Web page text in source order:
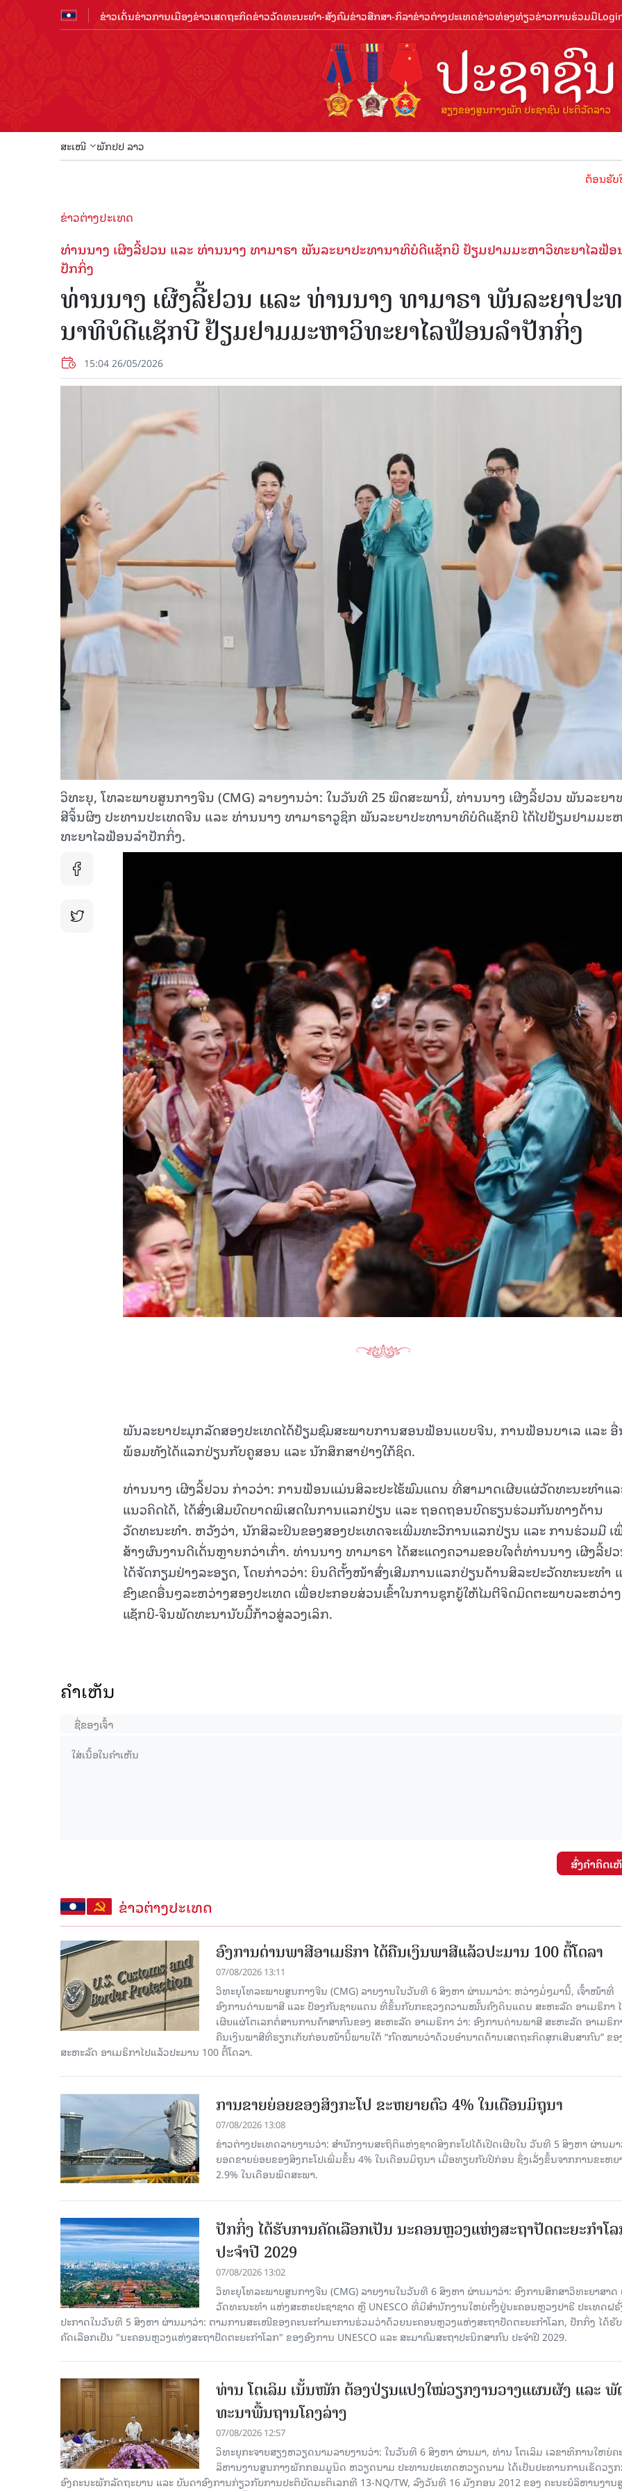
ຂ່າວເດັ່ນຂ່າວການເມືອງຂ່າວເສດຖະກິດຂ່າວວັດທະນະທຳ-ສັງຄົມຂ່າວສືກສາ-ກິລາຂ່າວຕ່າງປະເທດຂ່າວທ່ອງທ່ຽວຂ່າວການຮ່ວມມື
ສະເໜີ ພັກປປ ລາວ
ຕ້ອນຮັບປີທ່ອງທ່
ຂ່າວຕ່າງປະເທດ
ທ່ານ​ນາງ ​ເຜີງ​ລີ້ຢວນ ​ແລະ ທ່ານ​ນາງ ທາ​ມາ​ຣາ ພັນ​ລະ​ຍາ​ປະ​ທາ​ນາ​ທິ​ບໍ​ດີ​ແຊັກ​ບີ ຢ້ຽມ​ຢາມ​ມະ​ຫາ​ວິ​ທະ​ຍາ​ໄລ​ຟ້ອ
ປັກ​ກິ່ງ
ທ່ານ​ນາງ ​ເຜີງ​ລີ້ຢວນ ​ແລະ ທ່ານ​ນາງ ທາ​ມາ​ຣາ ພັນ​ລະ​ຍາ​ປະ​
ນາ​ທິ​ບໍ​ດີ​ແຊັກ​ບີ ຢ້ຽມ​ຢາມ​ມະ​ຫາ​ວິ​ທະ​ຍາ​ໄລ​ຟ້ອນ​ລຳ​ປັກ​ກິ່ງ
15:04 26/05/2026
ວິທະຍຸ, ໂທລະພາບສູນກາງຈີນ (CMG) ລາຍງານວ່າ: ໃນ​ວັນ​ທີ 25 ພຶດ​ສະ​ພາ​ນີ້, ທ່ານ​ນາງ ​ເຜີງ​ລີ້ຢວນ ພັນ​ລະ​ຍາ
ສີ​ຈິ້ນ​ຜິງ ປະ​ທານ​ປະ​ເທດ​ຈີນ​ ແລະ​ ທ່ານ​ນາງ ທາ​ມາ​ຣາວູຊິກ ພັນ​ລະ​ຍາ​ປະ​ທາ​ນາ​ທິ​ບໍ​ດີ​ແຊັກ​ບີ ໄດ້​ໄປຢ້ຽມ​ຢາມມະ​
ທະ​ຍາ​ໄລ​ຟ້ອນ​ລຳ​ປັກ​ກິ່ງ.
ພັນລະຍາປະມຸກລັດສອງປະເທດໄດ້ຢ້ຽມຊົມສະພາບການສອນຟ້ອນແບບຈີນ, ການຟ້ອນບາເລ ແລະ
ພ້ອມທັງໄດ້ແລກປ່ຽນກັບຄູສອນ ແລະ ນັກສຶກສາຢ່າງໃກ້ຊິດ.
ທ່ານນາງ ເຜີງລີ້ຢວນ ກ່າວວ່າ: ການຟ້ອນແມ່ນສິລະປະໄຮ້ພົມແດນ ທີ່ສາມາດເຜີຍແຜ່ວັດທະນະທຳແ
ແນວຄິດໄດ້, ໄດ້ສົ່ງເສີມບົດບາດພິເສດໃນການແລກປ່ຽນ ແລະ ຖອດຖອນບົດຮຽນຮ່ວມກັນທາງດ້ານ
ວັດທະນະທຳ. ຫວັງວ່າ, ນັກສິລະປິນຂອງສອງປະເທດຈະເພີ່ມທະວີການແລກປ່ຽນ ແລະ ການຮ່ວມມື ເ
ສ້າງຜົນງານດີເດັ່ນຫຼາຍກວ່າເກົ່າ. ທ່ານນາງ ທາມາຣາ ໄດ້ສະແດງຄວາມຂອບໃຈຕໍ່ທ່ານນາງ ເຜີງລີ້ຢ
ໄດ້ຈັດກຽມຢ່າງລະອຽດ, ໂດຍກ່າວວ່າ: ຍິນດີຕັ້ງໜ້າສົ່ງເສີມການແລກປ່ຽນດ້ານສິລະປະວັດທະນະທຳ
ຂົງເຂດອື່ນໆລະຫວ່າງສອງປະເທດ ເພື່ອປະກອບສ່ວນເຂົ້າໃນການຊຸກຍູ້ໃຫ້ໄມຕີຈິດມິດຕະພາບລະຫວ່າງ
ແຊັກບີ-ຈີນພັດທະນານັບມື້ກ້າວສູ່ລວງເລິກ.
ຄໍາເຫັນ
ສົ່ງຄໍາຄິດເ
ຂ່າວຕ່າງປະເທດ
ອົງການດ່ານພາສີອາເມຣິກາ ໄດ້ຄືນເງິນພາສີແລ້ວປະມານ 100 ຕື້ໂດລາ
07/08/2026 13:11
ວິທະຍຸໂທລະພາບສູນກາງຈີນ (CMG) ລາຍງານໃນວັນທີ 6 ສິງຫາ ຜ່ານມາວ່າ: ຫວ່າງມໍ່ໆມານີ້, ເຈົ້າໜ້າທີ່
ອົງການດ່ານພາສີ ແລະ ປ້ອງກັນຊາຍແດນ ທີ່ຂຶ້ນກັບກະຊວງຄວາມໝັ້ນຄົງດິນແດນ ສະຫະລັດ ອາເມຣິກາ
ເຜີຍແຜ່ໂຕເລກຕໍ່ສານການຄ້າສາກົນຂອງ ສະຫະລັດ ອາເມຣິກາ ວ່າ: ອົງການດ່ານພາສີ ສະຫະລັດ ອາເມຣິກ
ຄືນເງິນພາສີທີ່ຮຽກເກັບກ່ອນໜ້ານີ້ພາຍໃຕ້ “ກົດໝາຍວ່າດ້ວຍອຳນາດດ້ານເສດຖະກິດສຸກເສີນສາກົນ” ຂອ
ສະຫະລັດ ອາເມຣິກາໄປແລ້ວປະມານ 100 ຕື້ໂດລາ.
ການຂາຍຍ່ອຍຂອງສິງກະໂປ ຂະຫຍາຍຕົວ 4% ໃນເດືອນມິຖຸນາ
07/08/2026 13:08
ຂ່າວຕ່າງປະເທດລາຍງານວ່າ: ສຳນັກງານສະຖິຕິແຫ່ງຊາດສິງກະໂປໄດ້ເປີດເຜີຍໃນ ວັນທີ 5 ສິງຫາ ຜ່ານມາ
ຍອດຂາຍຍ່ອຍຂອງສິງກະໂປເພີ່ມຂຶ້ນ 4% ໃນເດືອນມິຖຸນາ ເມື່ອທຽບກັບປີກ່ອນ ຊຶ່ງເລັ່ງຂຶ້ນຈາກການຂະຫຍ
2.9% ໃນເດືອນພຶດສະພາ.
ປັກກິ່ງ ໄດ້ຮັບການຄັດເລືອກເປັນ ນະຄອນຫຼວງແຫ່ງສະຖາປັດຕະຍະກຳໂ
ປະຈຳປີ 2029
07/08/2026 13:02
ວິທະຍຸໂທລະພາບສູນກາງຈີນ (CMG) ລາຍງານໃນວັນທີ 6 ສິງຫາ ຜ່ານມາວ່າ: ອົງການສຶກສາວິທະຍາສາດ
ວັດທະນະທຳ ແຫ່ງສະຫະປະຊາຊາດ ຫຼື UNESCO ທີ່ມີສຳນັກງານໃຫຍ່ຕັ້ງຢູ່ນະຄອນ​ຫຼວງປາຣີ ປະເທດຝຣັ່
ປະກາດໃນວັນທີ 5 ສິງຫາ ຜ່ານມາວ່າ: ຕາມການສະເໜີຂອງຄະນະກຳມະການຮ່ວມວ່າດ້ວຍນະຄອນຫຼວງແຫ່ງສະຖາປັດຕະຍະກຳໂລກ, ປັກກິ່ງ ໄດ້ຮັ
ຄັດ​ເລືອກເປັນ "ນະຄອນຫຼວງແຫ່ງສະຖາປັດຕະຍະກຳໂລກ" ຂອງອົງການ UNESCO ແລະ ສະມາ​ຄົມສະຖາປະນິກສາກົນ ປະຈຳປີ 2029.
ທ່ານ ໂຕ​ເລິມ ເນັ້ນໜັກ ຕ້ອງ​ປ່ຽນ​ແປງ​ໃໝ່​ວຽກ​ງານ​ວາງ​ແຜນ​ຜັງ ແລະ ​ພັ
ທະ​ນາ​ພື້ນ​ຖານ​ໂຄງ​ລ່າງ
07/08/2026 12:57
ວິທະຍຸກະຈາຍສຽງຫວຽດນາມລາຍງານວ່າ: ໃນ​ວັນ​ທີ 6 ສິງ​ຫາ ຜ່ານມາ, ທ່ານ ໂຕ​ເລິມ ເລ​ຂາ​ທິ​ການ​ໃຫຍ່​ຄ
ລິ​ຫານ​ງານ​ສູນ​ກາງ​ພັກ​ກອມ​ມູ​ນິດ ຫວຽດ​ນາມ ປະ​ທານ​ປະ​ເທດຫວຽດ​ນາມ ໄດ້​ເປັນ​ປະ​ທານ​ການ​ເຮັດ​ວຽ
ອົງ​ຄະ​ນະ​ພັກ​ລັດ​ຖະ​ບານ ແລະ ບັນ​ດາ​ອົງ​ການ​ກ່ຽວ​ກັບ​ການ​ປະ​ຕິ​ບັດ​ມະ​ຕິ​ເລກ​ທີ 13-NQ/TW, ລົງວັນ​ທີ 16 ມັງ​ກອນ 2012 ຂອງ ຄະ​ນະ​ບໍ​ລິ​ຫານ​ງານ​
15.040(07-08-